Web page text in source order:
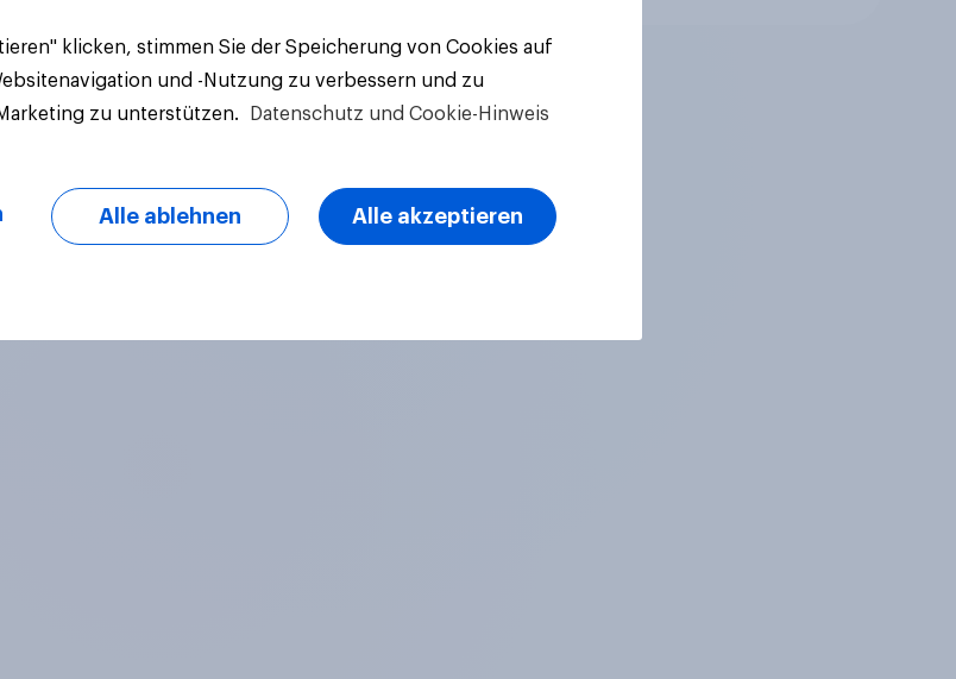
klicken, stimmen Sie der Speicherung von Cookies auf
und -Nutzung zu verbessern und zu
zu unterstützen.
Datenschutz und Cookie-Hinweis
Alle ablehnen Alle akzeptieren